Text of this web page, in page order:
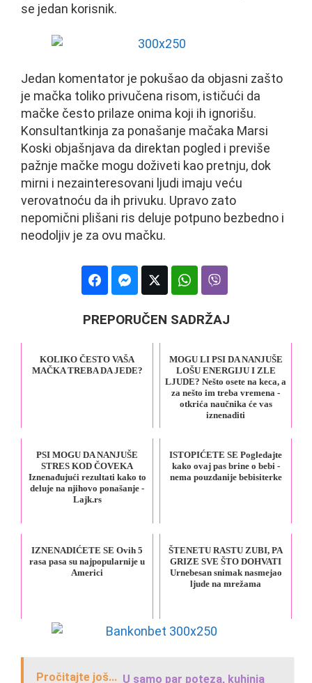
se jedan korisnik.
Jedan komentator je pokušao da objasni zašto
je mačka toliko privučena risom, ističući da
mačke često prilaze onima koji ih ignorišu.
Konsultantkinja za ponašanje mačaka Marsi
Koski objašnjava da direktan pogled i previše
pažnje mačke mogu doživeti kao pretnju, dok
mirni i nezainteresovani ljudi imaju veću
verovatnoću da ih privuku. Upravo zato
nepomični plišani ris deluje potpuno bezbedno i
neodoljiv je za ovu mačku.
PREPORUČEN SADRŽAJ
KOLIKO ČESTO VAŠA
MAČKA TREBA DA JEDE?
MOGU LI PSI DA NANJUŠE
LOŠU ENERGIJU I ZLE
LJUDE? Nešto osete na keca, a
za nešto im treba vremena -
otkrića naučnika će vas
iznenaditi
PSI MOGU DA NANJUŠE
STRES KOD ČOVEKA
Iznenađujući rezultati kako to
deluje na njihovo ponašanje -
Lajk.rs
ISTOPIĆETE SE Pogledajte
kako ovaj pas brine o bebi -
nema pouzdanije bebisiterke
IZNENADIĆETE SE Ovih 5
rasa pasa su najpopularnije u
Americi
ŠTENETU RASTU ZUBI, PA
GRIZE SVE ŠTO DOHVATI
Urnebesan snimak nasmejao
ljude na mrežama
Pročitajte još... U samo par poteza, kuhinja